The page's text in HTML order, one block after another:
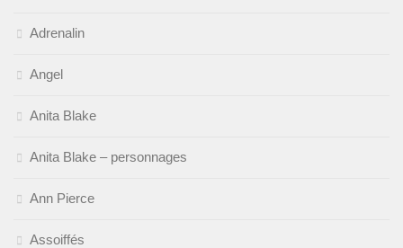
Adrenalin
Angel
Anita Blake
Anita Blake – personnages
Ann Pierce
Assoiffés